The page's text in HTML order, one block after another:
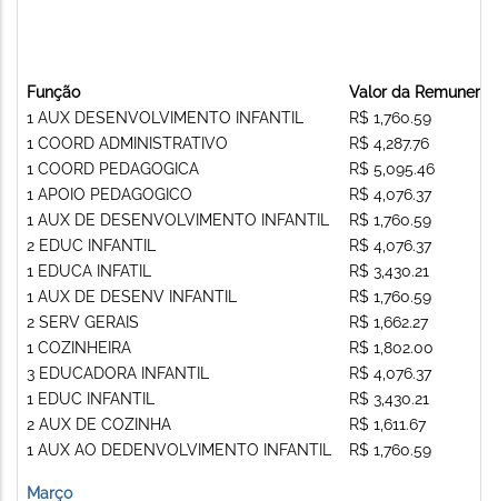
Função
1 AUX DESENVOLVIMENTO INFANTIL
1 COORD ADMINISTRATIVO
1 COORD PEDAGOGICA
1 APOIO PEDAGOGICO
1 AUX DE DESENVOLVIMENTO INFANTIL
2 EDUC INFANTIL
1 EDUCA INFATIL
1 AUX DE DESENV INFANTIL
2 SERV GERAIS
1 COZINHEIRA
3 EDUCADORA INFANTIL
1 EDUC INFANTIL
2 AUX DE COZINHA
1 AUX AO DEDENVOLVIMENTO INFANTIL
Valor da
R$ 1,760.59
R$ 4,287.76
R$ 5,095.46
R$ 4,076.37
R$ 1,760.59
R$ 4,076.37
R$ 3,430.21
R$ 1,760.59
R$ 1,662.27
R$ 1,802.00
R$ 4,076.37
R$ 3,430.21
R$ 1,611.67
R$ 1,760.59
Março